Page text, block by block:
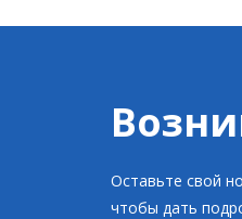
Оставьте свой
чтобы дать